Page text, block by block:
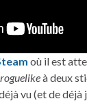
où il est
roguelikeà deux
vu (et de